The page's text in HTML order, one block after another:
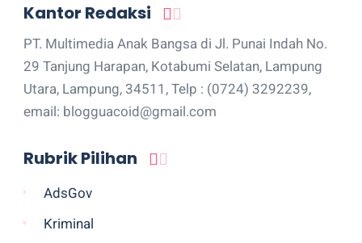
Kantor Redaksi
PT. Multimedia Anak Bangsa di Jl. Punai Indah No.
29 Tanjung Harapan, Kotabumi Selatan, Lampung
Utara, Lampung, 34511, Telp : (0724) 3292239,
email: blogguacoid@gmail.com
Rubrik Pilihan
AdsGov
Kriminal